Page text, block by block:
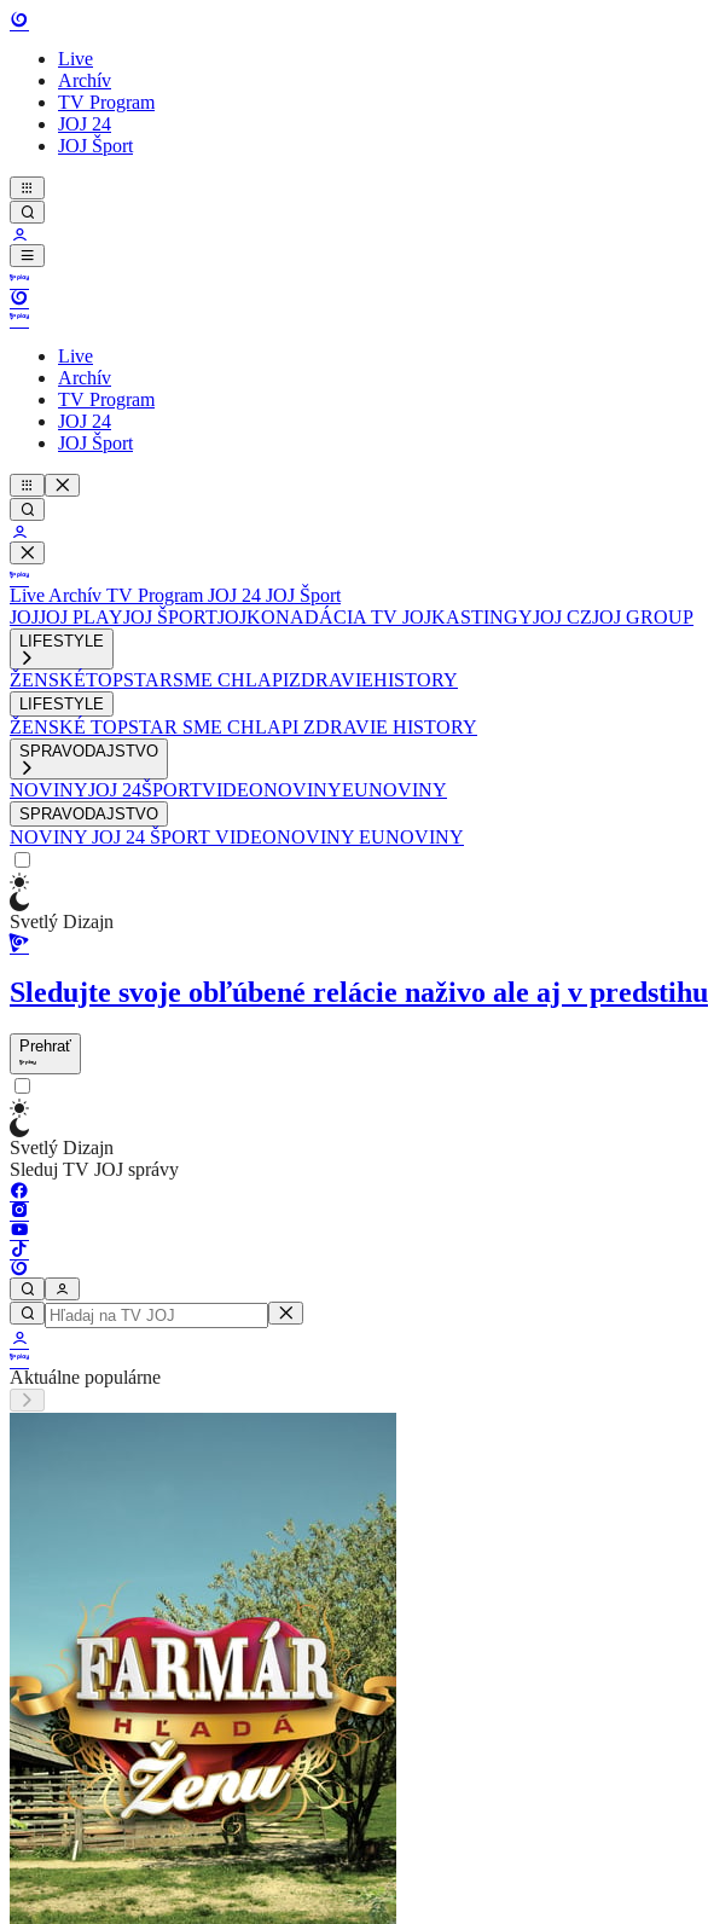
Live
Archív
TV Program
JOJ 24
JOJ Šport
Live
Archív
TV Program
JOJ 24
JOJ Šport
Live Archív TV Program JOJ 24 JOJ Šport
JOJJOJ PLAYJOJ ŠPORTJOJKONADÁCIA TV JOJKASTINGYJOJ CZJOJ GROUP
LIFESTYLE
ŽENSKÉTOPSTARSME CHLAPIZDRAVIEHISTORY
LIFESTYLE
ŽENSKÉ TOPSTAR SME CHLAPI ZDRAVIE HISTORY
SPRAVODAJSTVO
NOVINYJOJ 24ŠPORTVIDEONOVINYEUNOVINY
SPRAVODAJSTVO
NOVINY JOJ 24 ŠPORT VIDEONOVINY EUNOVINY
Svetlý Dizajn
Sledujte svoje obľúbené relácie naživo ale aj v predstihu
Prehrať
Svetlý Dizajn
Sleduj TV JOJ správy
Aktuálne populárne